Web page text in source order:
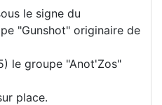
le signe du
"Gunshot" originaire de
le groupe "Anot'Zos"
place.